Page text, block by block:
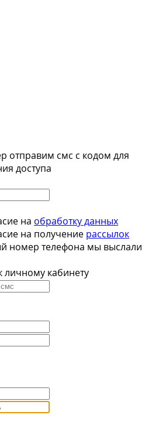
отправим смс с кодом для
доступа
на обработку данных
на получение рассылок
номер телефона мы выслали
личному кабинету